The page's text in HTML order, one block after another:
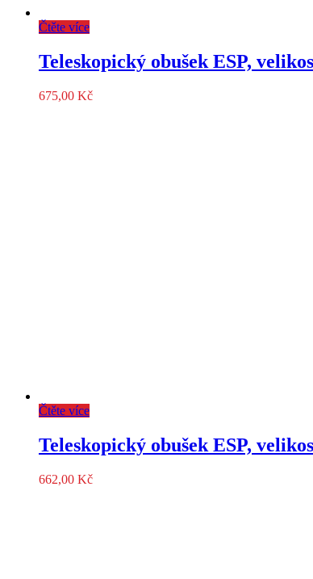
Čtěte více
Teleskopický obušek ESP,
675,00 Kč
Čtěte více
Teleskopický obušek ESP,
662,00 Kč